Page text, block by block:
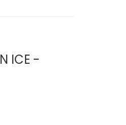
ICE -